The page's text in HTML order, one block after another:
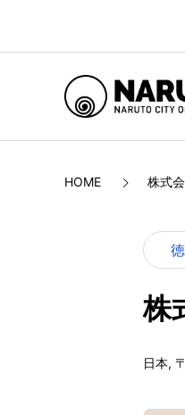
HOME 株式
株
日本,